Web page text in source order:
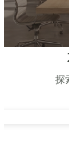
探